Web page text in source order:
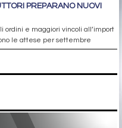
PREPARANO NUOVI
ordini e maggiori vincoli all’import
le attese per settembre